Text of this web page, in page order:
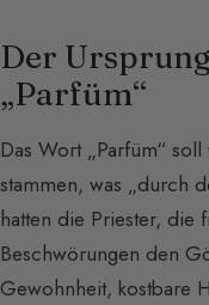
Der
„Parfüm“
Das Wort „Parfüm“
stammen, was „durch
hatten die Priester, die
Beschwörungen den
Gewohnheit, kostbare